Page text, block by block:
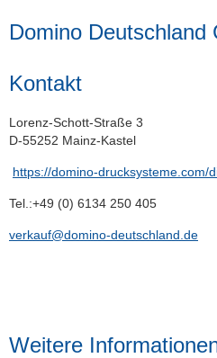
Domino Deutschland
Kontakt
Lorenz-Schott-Straße 3
D-55252 Mainz-Kastel
https://domino-drucksysteme.com/
Tel.:+49 (0) 6134 250 405
verkauf@domino-deutschland.de
Weitere